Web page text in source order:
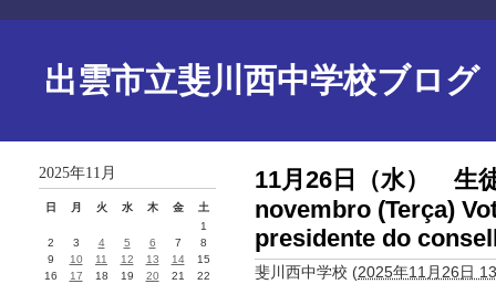
出雲市立斐川西中学校ブログ
11月26日（水） 生
novembro (Terça)
presidente do
斐川西中学校 (2025年11月26日
2025年11月
日 月 火 水 木 金
土
1
2
3 4 5 6 7
8
9
10 11 12 13 14
15
16
17 18 19 20 21
22